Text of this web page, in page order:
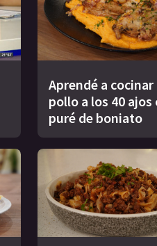
Aprendé a cocinar
pollo a los 40 ajos
puré de boniato